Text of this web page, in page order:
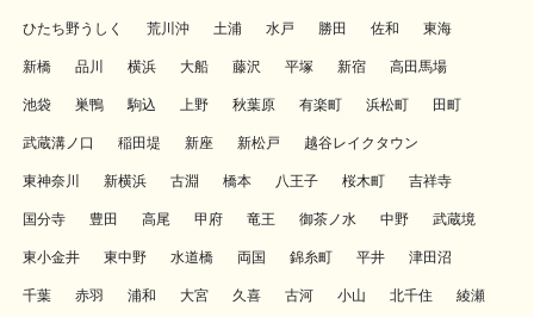
ひたち野うしく 荒川沖 土浦 水戸 勝田 佐和 東海
新橋 品川 横浜 大船 藤沢 平塚 新宿 高田馬場
池袋 巣鴨 駒込 上野 秋葉原 有楽町 浜松町 田町
武蔵溝ノ口 稲田堤 新座 新松戸 越谷レイクタウン
東神奈川 新横浜 古淵 橋本 八王子 桜木町 吉祥寺
国分寺 豊田 高尾 甲府 竜王 御茶ノ水 中野 武蔵境
東小金井 東中野 水道橋 両国 錦糸町 平井 津田沼
千葉 赤羽 浦和 大宮 久喜 古河 小山 北千住 綾瀬